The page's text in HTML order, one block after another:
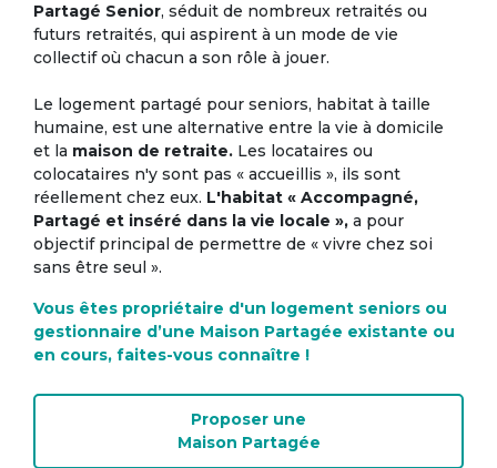
Partagé Senior, séduit de nombreux retraités ou
futurs retraités, qui aspirent à un mode de vie
collectif où chacun a son rôle à jouer.
Le logement partagé pour seniors, habitat à taille
humaine, est une alternative entre la vie à domicile
et la maison de retraite. Les locataires ou
colocataires n'y sont pas « accueillis », ils sont
réellement chez eux. L'habitat « Accompagné,
Partagé et inséré dans la vie locale », a pour
objectif principal de permettre de « vivre chez soi
sans être seul ».
Vous êtes propriétaire d'un logement seniors ou
gestionnaire d’une Maison Partagée existante ou
en cours, faites-vous connaître !
Proposer une
Maison Partagée